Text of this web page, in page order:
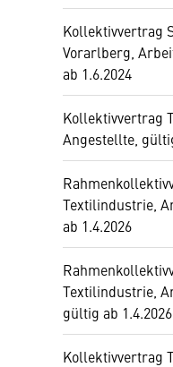
Kollektivvertrag
Vorarlberg,
ab 1.6.2024
Kollektivvertrag
Angestellte,
Textilindustrie,
ab 1.4.2026
Textilindustrie,
gültig ab 1.4.2026
Kollektivvertrag